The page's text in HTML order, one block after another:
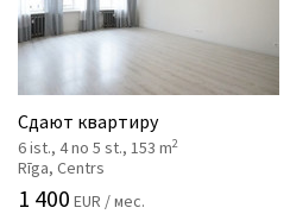
Сдают квартиру
6 ist., 4 no 5 st., 153 m2
Rīga, Centrs
1 400 EUR / мес.